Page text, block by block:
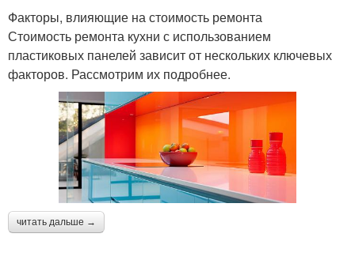
Факторы, влияющие на стоимость ремонта
Стоимость ремонта кухни с использованием
пластиковых панелей зависит от нескольких ключевых
факторов. Рассмотрим их подробнее.
читать дальше →